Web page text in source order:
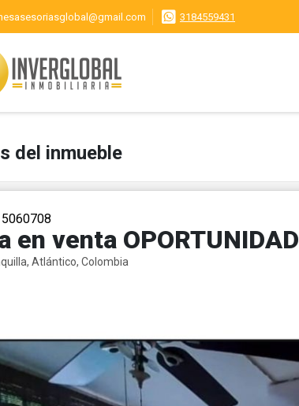
3184559431
del inmueble
5060708
en venta OPORTUNIDAD
Atlántico, Colombia